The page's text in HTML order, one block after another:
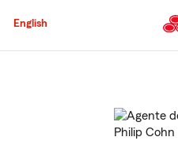
English